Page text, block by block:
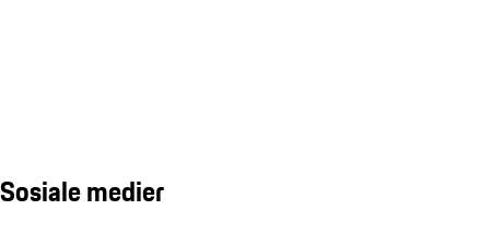
Sosiale medier